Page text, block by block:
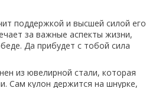
поддержкой и высшей силой его
за важные аспекты жизни,
Да прибудет с тобой сила
из ювелирной стали, которая
Сам кулон держится на шнурке,